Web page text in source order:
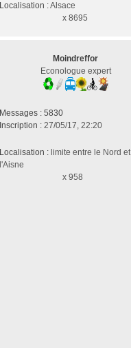
Localisation :Alsace
x 8695
Moindreffor
Econologue expert
Messages : 5830
Inscription : 27/05/17, 22:20
Localisation : limite entre le Nord et
l'Aisne
x 958